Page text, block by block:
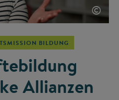
©
BILDUNG
Allianzen